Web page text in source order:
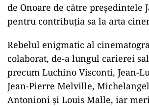
de Onoare de către preşedintele
pentru contribuţia sa la arta
Rebelul enigmatic al
colaborat, de-a lungul carierei
precum Luchino Visconti, Jean-
Jean-Pierre Melville,
Antonioni şi Louis Malle, iar